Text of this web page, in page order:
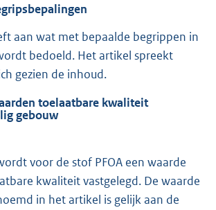
aan wat met bepaalde begrippen in
bedoeld. Het artikel spreekt
gezien de inhoud.
toelaatbare kwaliteit
gebouw
voor de stof PFOA een waarde
kwaliteit vastgelegd. De waarde
in het artikel is gelijk aan de